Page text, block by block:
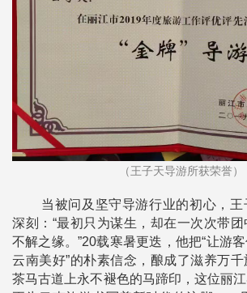
（王子天导游所获荣誉）
当被问及坚守导游行业的初心，王
深刻：“最初只为谋生，却在一次次带
不解之缘。”20载寒暑更迭，他把“让游
云南美好”的朴素信念，酿成了滋养万
茶马古道上永不褪色的马蹄印，这位丽